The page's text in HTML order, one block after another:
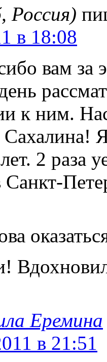
Россия)
в 18:08
вам
к ним.
2 раза
Санкт-
Еремина
в 21:51